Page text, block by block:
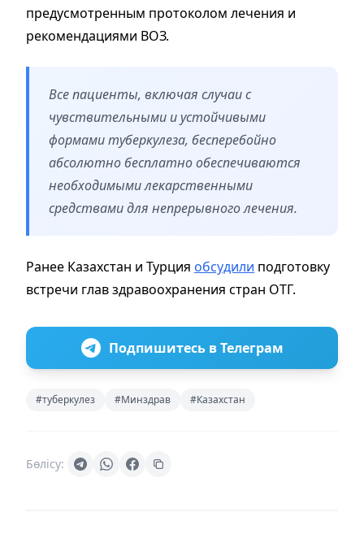
предусмотренным протоколом лечения и
рекомендациями ВОЗ.
Все пациенты, включая случаи с
чувствительными и устойчивыми
формами туберкулеза, бесперебойно
абсолютно бесплатно обеспечиваются
необходимыми лекарственными
средствами для непрерывного лечения.
Ранее Казахстан и Турция обсудили подготовку
встречи глав здравоохранения стран ОТГ.
Подпишитесь в Телеграм
#туберкулез #Минздрав #Казахстан
Бөлісу: